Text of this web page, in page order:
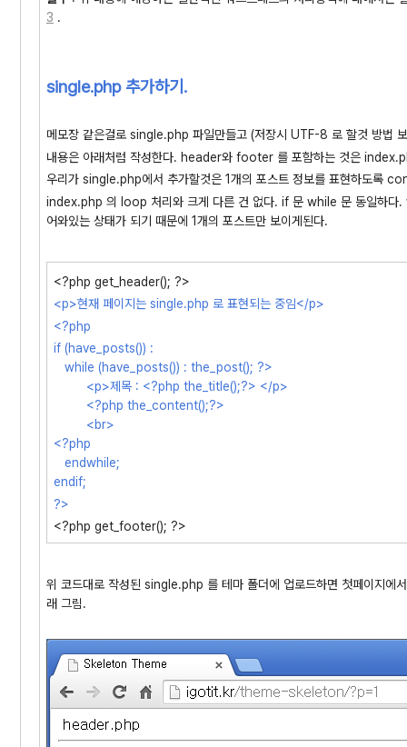
3 .
single.php 추가하기.
메모장 같은걸로 single.php 파일만들고 (저장시 UTF-8 로 할것 방법
내용은 아래처럼 작성한다. header와 footer 를 포함하는 것은
우리가 single.php에서 추가할것은 1개의 포스트 정보를 표현하도록
index.php 의 loop 처리와 크게 다른 건 없다. if 문 while 문 동일하다.
어와있는 상태가 되기 때문에 1개의 포스트만 보이게된다.
<?php get_header(); ?>
<p>현재 페이지는 single.php 로 표현되는 중임</p>
<?php
if (have_posts()) :
while (have_posts()) : the_post(); ?>
<p>제목 : <?php the_title();?> </p>
<?php the_content();?>
<br>
<?php
endwhile;
endif;
?>
<?php get_footer(); ?>
위 코드대로 작성된 single.php 를 테마 폴더에 업로드하면 첫페이지에
래 그림.